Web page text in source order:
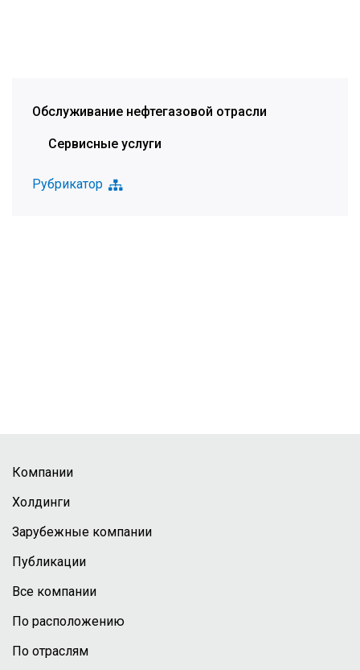
Обслуживание нефтегазовой отрасли
Сервисные услуги
Рубрикатор
Компании
Холдинги
Зарубежные компании
Публикации
Все компании
По расположению
По отраслям